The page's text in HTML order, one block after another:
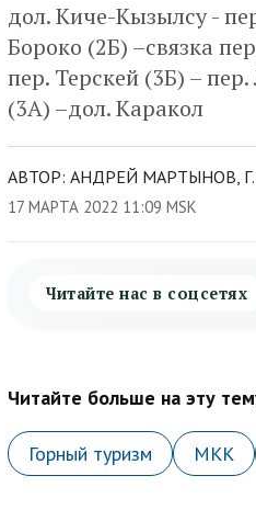
дол. Киче-Кызылсу -
Бороко (2Б) –связка
пер. Терскей (3Б) –
(3А) –дол. Каракол
АВТОР: АНДРЕЙ МАРТЫНОВ,
17 МАРТА 2022 11:09 MSK
Читайте нас в соцсетях
Читайте больше на эту
Горный туризм МКК